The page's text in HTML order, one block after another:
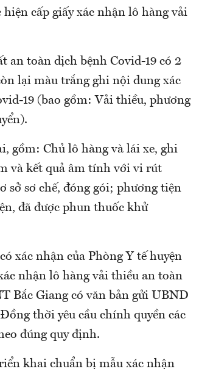
cấp giấy xác nhận lô hàng vải
an toàn dịch bệnh Covid-19 có 2
lại màu trắng ghi nội dung xác
19 (bao gồm: Vải thiều, phương
gồm: Chủ lô hàng và lái xe, ghi
và kết quả âm tính với vi rút
sở sơ chế, đóng gói; phương tiện
đã được phun thuốc khử
xác nhận của Phòng Y tế huyện
nhận lô hàng vải thiều an toàn
Bắc Giang có văn bản gửi UBND
thời yêu cầu chính quyền các
đúng quy định.
khai chuẩn bị mẫu xác nhận